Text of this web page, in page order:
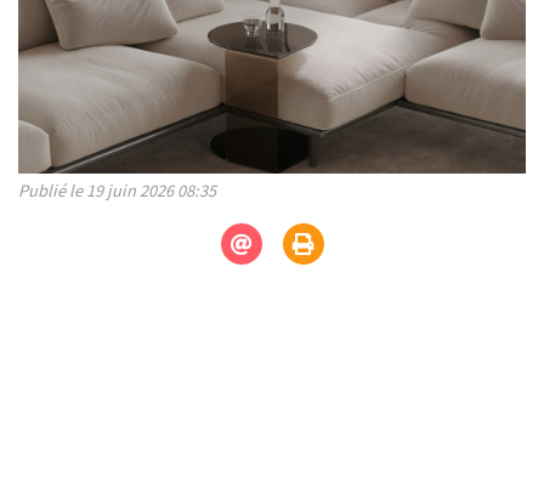
Publié le 19 juin 2026 08:35